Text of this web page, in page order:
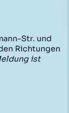
Str. und
Richtungen
ist